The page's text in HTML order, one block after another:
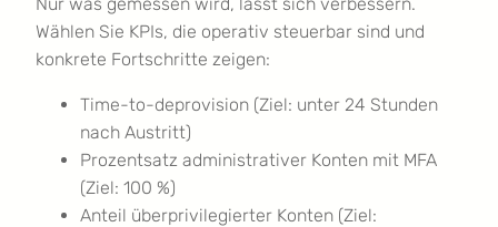
Wählen Sie KPIs, die operativ steuerbar sind und
konkrete Fortschritte zeigen:
Time-to-deprovision (Ziel: unter 24 Stunden
nach Austritt)
Prozentsatz administrativer Konten mit MFA
(Ziel: 100 %)
Anteil überprivilegierter Konten (Ziel: